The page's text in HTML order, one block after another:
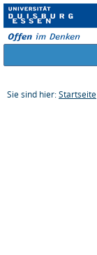
Sie sind hier: Startseite